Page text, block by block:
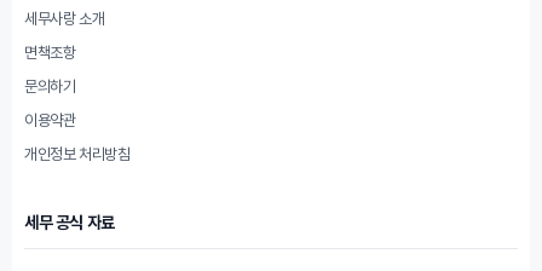
세무사랑 소개
면책조항
문의하기
이용약관
개인정보 처리방침
세무 공식 자료